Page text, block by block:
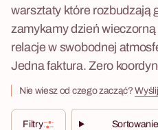
warsztaty które rozbudzają
zamykamy dzień
relacje w swobodnej
Jedna faktura. Zero
Nie wiesz od czego zacząć?
Filtry